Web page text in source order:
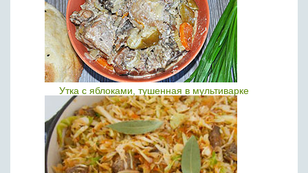
Утка с яблоками, тушенная в мультиварке